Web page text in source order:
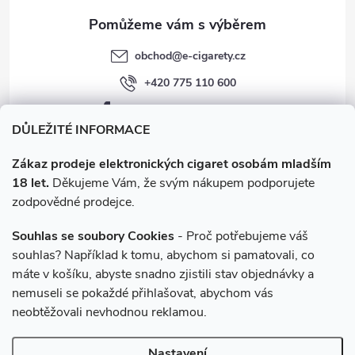
DŮLEŽITÉ INFORMACE
Zákaz prodeje elektronických cigaret osobám mladším
18 let. Děkujeme Vám, že svým nákupem podporujete
zodpovědné prodejce.
Souhlas se soubory Cookies - Proč potřebujeme váš
souhlas? Například k tomu, abychom si pamatovali, co
máte v košíku, abyste snadno zjistili stav objednávky a
nemuseli se pokaždé přihlašovat, abychom vás
neobtěžovali nevhodnou reklamou.
obchod@e-cigarety.cz
+420 775 110 600
facebook.com/e-cigarety.cz
Instagram
e-cigarety.cz. Všechna práva vyhrazena.